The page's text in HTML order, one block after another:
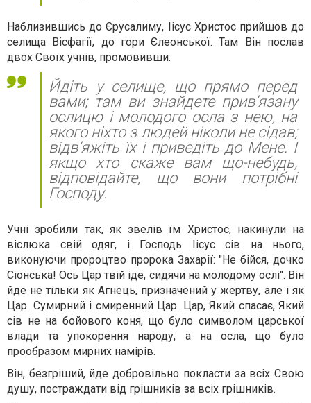
Наблизившись до Єрусалиму, Іісус Христос прийшов до
селища Вісфагії, до гори Єлеонської. Там Він послав
двох Своїх учнів, промовивши:
Йдіть у селище, що прямо перед
вами; там ви знайдете прив’язану
ослицю і молодого осла з нею, на
якого ніхто з людей ніколи не сідав;
відв’яжіть їх і приведіть до Мене. І
якщо хто скаже вам що-небудь,
відповідайте, що вони потрібні
Господу.
Учні зробили так, як звелів їм Христос, накинули на
віслюка свій одяг, і Господь Іісус сів на нього,
виконуючи пророцтво пророка Захарії: "Не бійся, дочко
Сіонська! Ось Цар твій іде, сидячи на молодому ослі". Він
йде не тільки як Агнець, призначений у жертву, але і як
Цар. Сумирний і смиренний Цар. Цар, Який спасає, Який
сів не на бойового коня, що було символом царської
влади та упокорення народу, а на осла, що було
прообразом мирних намірів.
Він, безгріший, йде добровільно покласти за всіх Свою
душу, постраждати від грішників за всіх грішників.